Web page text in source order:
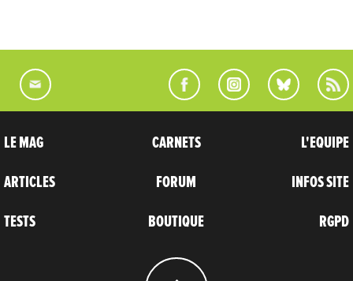
LE MAG
ARTICLES
TESTS
CARNETS
FORUM
BOUTIQUE
L'EQUIPE
INFOS SITE
RGPD